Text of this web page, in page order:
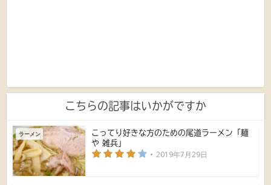
こちらの記事はいかがですか
ラーメン
こってり好きな方のための尾道ラーメン「麺
や 雑兵」
2019年7月29日